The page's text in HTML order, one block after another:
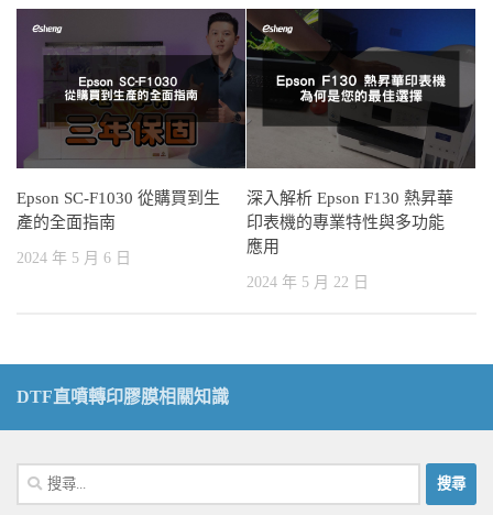
Epson SC-F1030 從購買到生
產的全面指南
2024 年 5 月 6 日
深入解析 Epson F130 熱昇華
印表機的專業特性與多功能
應用
2024 年 5 月 22 日
DTF直噴轉印膠膜相關知識
搜
尋